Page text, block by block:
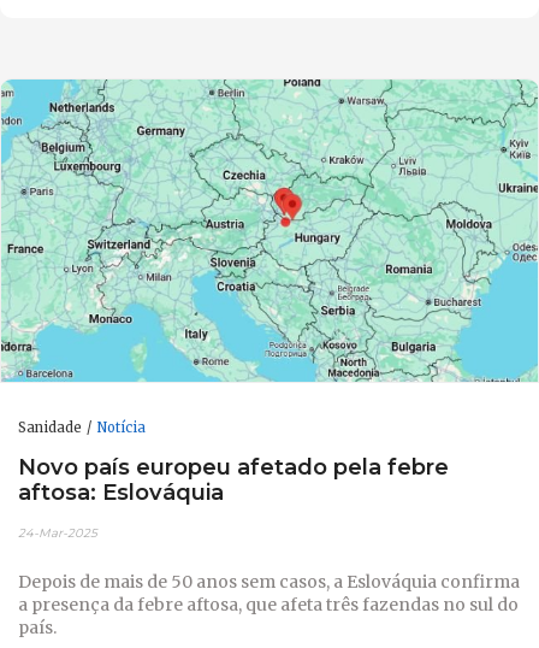
Sanidade Notícia
Novo país europeu afetado pela febre
aftosa: Eslováquia
24-Mar-2025
Depois de mais de 50 anos sem casos, a Eslováquia confirma
a presença da febre aftosa, que afeta três fazendas no sul do
país.